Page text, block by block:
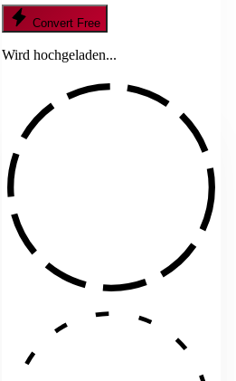
Convert Free
Wird hochgeladen...